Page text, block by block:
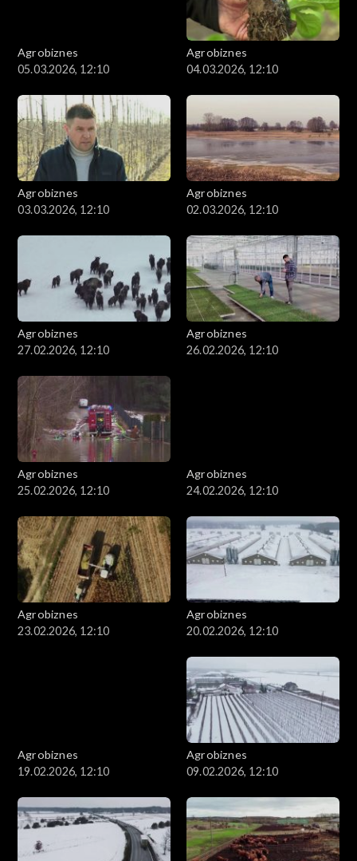
Agrobiznes
05.03.2026, 12:10
Agrobiznes
04.03.2026, 12:10
Agrobiznes
03.03.2026, 12:10
Agrobiznes
02.03.2026, 12:10
Agrobiznes
27.02.2026, 12:10
Agrobiznes
26.02.2026, 12:10
Agrobiznes
25.02.2026, 12:10
Agrobiznes
24.02.2026, 12:10
Agrobiznes
23.02.2026, 12:10
Agrobiznes
20.02.2026, 12:10
Agrobiznes
19.02.2026, 12:10
Agrobiznes
09.02.2026, 12:10